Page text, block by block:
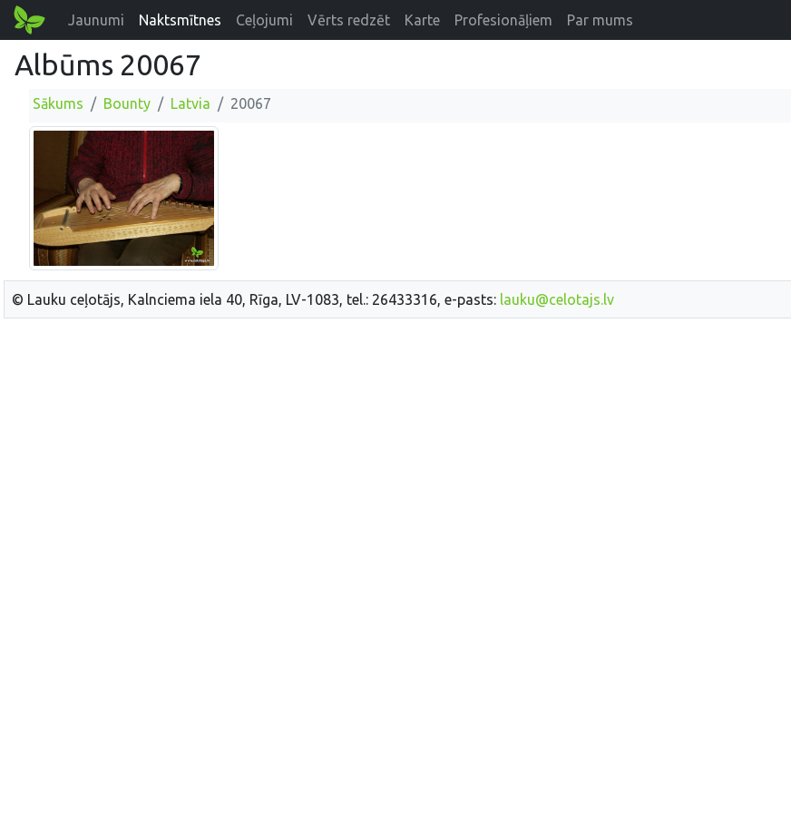
Jaunumi Naktsmītnes Ceļojumi Vērts redzēt Karte Profesionāļiem Par mums
Albūms 20067
Sākums Bounty Latvia 20067
© Lauku ceļotājs, Kalnciema iela 40, Rīga, LV-1083, tel.: 26433316, e-pasts: lauku@celotajs.lv